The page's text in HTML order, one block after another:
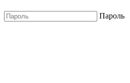
Пароль